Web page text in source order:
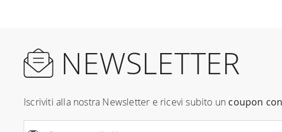
NEWSLETTER
Iscriviti alla nostra Newsletter e ricevi subito un coupon